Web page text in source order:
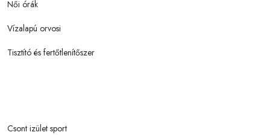
Női órák
Vízalapú orvosi
Tisztító és fertőtlenítőszer
Csont izület sport